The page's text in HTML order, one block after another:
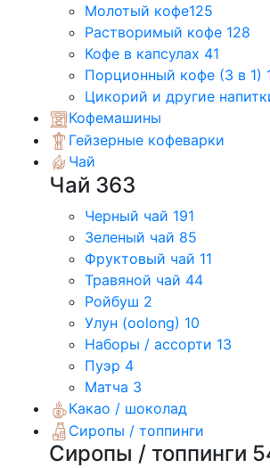
Молотый кофе125
Растворимый кофе 128
Кофе в капсулах 41
Порционный кофе (3 в 1)
Цикорий и другие
Кофемашины
Гейзерные кофеварки
Чай
Чай 363
Черный чай 191
Зеленый чай 85
Фруктовый чай 11
Травяной чай 44
Ройбуш 2
Улун (oolong) 10
Наборы / ассорти 13
Пуэр 4
Матча 3
Какао / шоколад
Сиропы / топпинги
Сиропы / топпинги